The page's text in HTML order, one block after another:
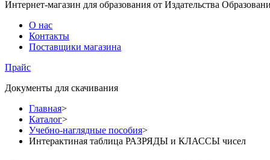
Интернет-магазин для образования от Издательства
О нас
Контакты
Поставщики магазина
Прайс
Документы для скачивания
Главная>
Каталог>
Учебно-наглядные пособия>
Интерактиная таблица РАЗРЯДЫ и КЛАССЫ чисел